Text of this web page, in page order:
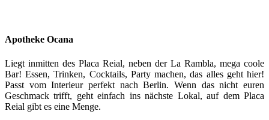
Apotheke Ocana
Liegt inmitten des Placa Reial, neben der La Rambla, mega coole
Bar! Essen, Trinken, Cocktails, Party machen, das alles geht hier!
Passt vom Interieur perfekt nach Berlin. Wenn das nicht euren
Geschmack trifft, geht einfach ins nächste Lokal, auf dem Placa
Reial gibt es eine Menge.